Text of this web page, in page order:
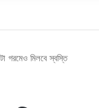
মিলবে স্বস্তি